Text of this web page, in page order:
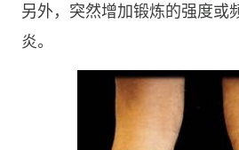
另外，突然增加锻炼的强度或
炎。